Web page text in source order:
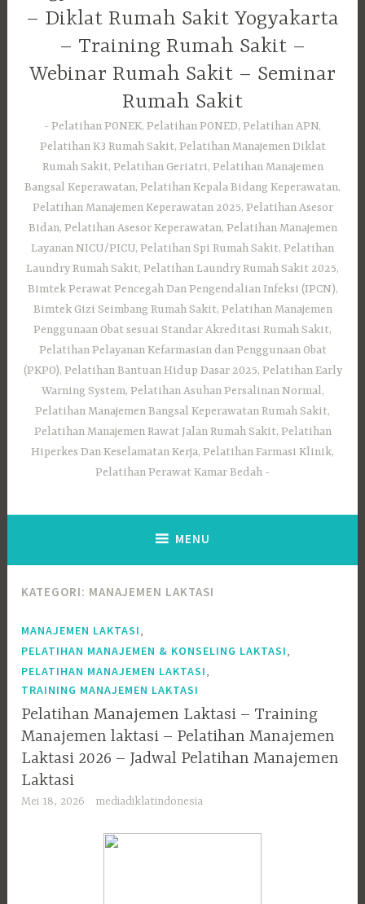
– Diklat Rumah Sakit Yogyakarta
– Training Rumah Sakit –
Webinar Rumah Sakit – Seminar
Rumah Sakit
Pelatihan PONEK, Pelatihan PONED, Pelatihan APN,
Pelatihan K3 Rumah Sakit, Pelatihan Manajemen Diklat
Rumah Sakit, Pelatihan Geriatri, Pelatihan Manajemen
Bangsal Keperawatan, Pelatihan Kepala Bidang Keperawatan,
Pelatihan Manajemen Keperawatan 2025, Pelatihan Asesor
Bidan, Pelatihan Asesor Keperawatan, Pelatihan Manajemen
Layanan NICU/PICU, Pelatihan Spi Rumah Sakit, Pelatihan
Laundry Rumah Sakit, Pelatihan Laundry Rumah Sakit 2025,
Bimtek Perawat Pencegah Dan Pengendalian Infeksi (IPCN),
Bimtek Gizi Seimbang Rumah Sakit, Pelatihan Manajemen
Penggunaan Obat sesuai Standar Akreditasi Rumah Sakit,
Pelatihan Pelayanan Kefarmasian dan Penggunaan Obat
(PKPO), Pelatihan Bantuan Hidup Dasar 2025, Pelatihan Early
Warning System, Pelatihan Asuhan Persalinan Normal,
Pelatihan Manajemen Bangsal Keperawatan Rumah Sakit,
Pelatihan Manajemen Rawat Jalan Rumah Sakit, Pelatihan
Hiperkes Dan Keselamatan Kerja, Pelatihan Farmasi Klinik,
Pelatihan Perawat Kamar Bedah
MENU
KATEGORI: MANAJEMEN LAKTASI
MANAJEMEN LAKTASI
PELATIHAN MANAJEMEN & KONSELING LAKTASI
PELATIHAN MANAJEMEN LAKTASI
TRAINING MANAJEMEN LAKTASI
Pelatihan Manajemen Laktasi – Training
Manajemen laktasi – Pelatihan Manajemen
Laktasi 2026 – Jadwal Pelatihan Manajemen
Laktasi
Mei 18, 2026 mediadiklatindonesia